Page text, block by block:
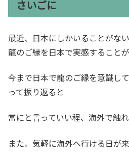
さいごに
最近、日本にしかいることがな
龍のご縁を日本で実感すること
今まで日本で龍のご縁を意識し
って振り返ると
常にと言っていい程、海外で触れ
また。気軽に海外へ行ける日が